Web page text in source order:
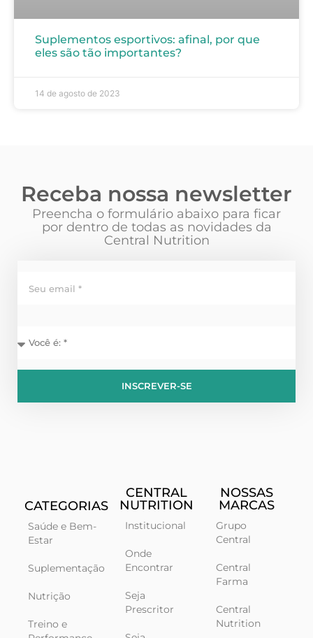
Suplementos esportivos: afinal, por que
eles são tão importantes?
14 de agosto de 2023
Receba nossa newsletter
Preencha o formulário abaixo para ficar
por dentro de todas as novidades da
Central Nutrition
INSCREVER-SE
CATEGORIAS
Saúde e Bem-
Estar
Suplementação
Nutrição
Treino e
CENTRAL
NUTRITION
Institucional
Onde
Encontrar
Seja
Prescritor
NOSSAS
MARCAS
Grupo
Central
Central
Farma
Central
Nutrition